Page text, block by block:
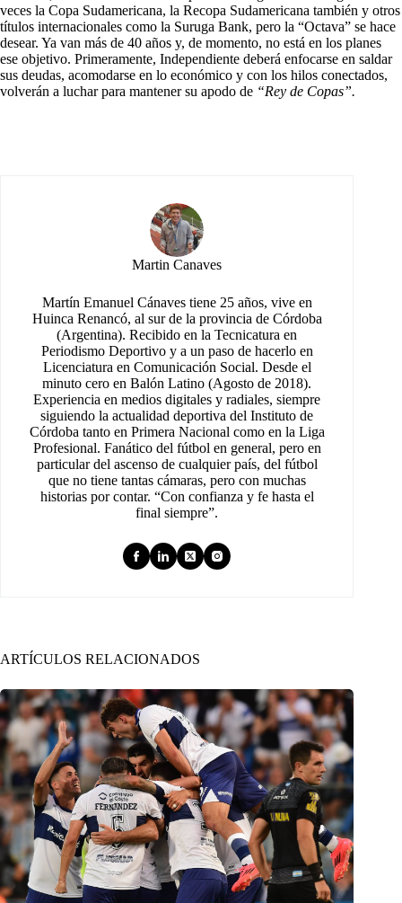
veces la Copa Sudamericana, la Recopa Sudamericana también y otros
títulos internacionales como la Suruga Bank, pero la “Octava” se hace
desear. Ya van más de 40 años y, de momento, no está en los planes
ese objetivo. Primeramente, Independiente deberá enfocarse en saldar
sus deudas, acomodarse en lo económico y con los hilos conectados,
volverán a luchar para mantener su apodo de “Rey de Copas”.
Martin Canaves
Martín Emanuel Cánaves tiene 25 años, vive en
Huinca Renancó, al sur de la provincia de Córdoba
(Argentina). Recibido en la Tecnicatura en
Periodismo Deportivo y a un paso de hacerlo en
Licenciatura en Comunicación Social. Desde el
minuto cero en Balón Latino (Agosto de 2018).
Experiencia en medios digitales y radiales, siempre
siguiendo la actualidad deportiva del Instituto de
Córdoba tanto en Primera Nacional como en la Liga
Profesional. Fanático del fútbol en general, pero en
particular del ascenso de cualquier país, del fútbol
que no tiene tantas cámaras, pero con muchas
historias por contar. “Con confianza y fe hasta el
final siempre”.
ARTÍCULOS RELACIONADOS